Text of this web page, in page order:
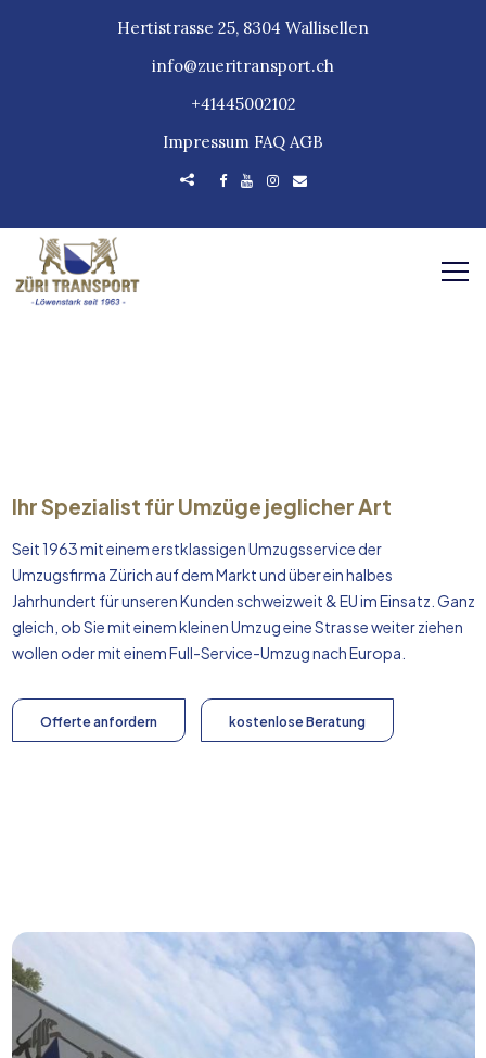
Hertistrasse 25, 8304 Wallisellen
info@zueritransport.ch
+41445002102
Impressum FAQ AGB
Ihr Spezialist für Umzüge jeglicher Art
Seit 1963 mit einem erstklassigen Umzugsservice der
Umzugsfirma Zürich auf dem Markt und über ein halbes
Jahrhundert für unseren Kunden schweizweit & EU im Einsatz. Ganz
gleich, ob Sie mit einem kleinen Umzug eine Strasse weiter ziehen
wollen oder mit einem Full-Service-Umzug nachEuropa
Offerte anfordern kostenlose Beratung